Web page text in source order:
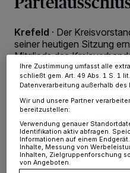
Krefeld · Der
seiner heutigen Sitzung
Mitglieds des
Mitglied über das
Hierzu der
03.07.2026 , 16:04 Uhr
Anzeigen möglicherweise nicht
Einstellungen oder Ablehnen am
Ihre Einstellungen gelten
Informationen finden Sie in
Ihre Zustimmung umfasst alle
schließt gem. Art. 49 Abs. 1 S. 1
Datenverarbeitung außerhalb des
Wir und unsere Partner
bereitzustellen:
Verwendung genauer
Identifikation aktiv abfragen.
Informationen auf einem
Inhalte, Messung von
Inhalten, Zielgruppenforschung
von Angeboten.